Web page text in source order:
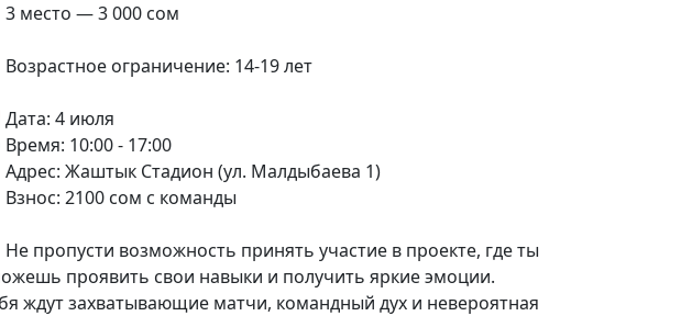
3 место — 3 000 сом
Возрастное ограничение: 14-19 лет
4 июля
10:00 - 17:00
Адрес: Жаштык Стадион (ул. Малдыбаева 1)
Взнос: 2100 сом с команды
Не пропусти возможность принять участие в проекте, где ты
проявить свои навыки и получить яркие эмоции.
ждут захватывающие матчи, командный дух и невероятная